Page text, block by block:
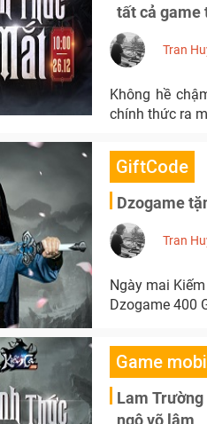
tất cả game
Tran
Không hề
chính thức ra
GiftCode
Dzogame
Tran
Ngày mai
Dzogame 400
Game
Lam
ngộ võ lâm